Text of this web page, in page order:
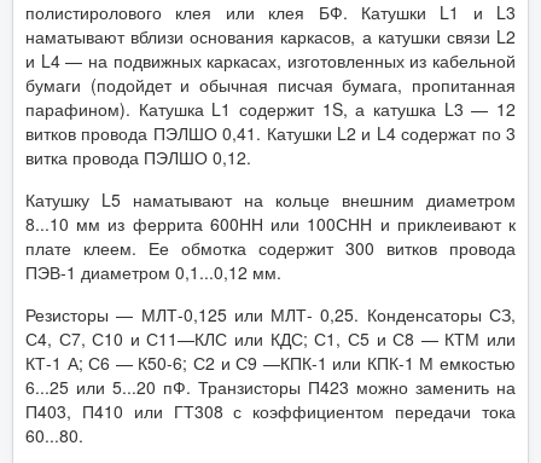
полистиролового клея или клея БФ. Катушки L1 и L3
наматывают вблизи основания каркасов, а катушки связи L2
и L4 — на подвижных каркасах, изготовленных из кабельной
бумаги (подойдет и обычная писчая бумага, пропитанная
парафином). Катушка L1 содержит 1S, а катушка L3 — 12
витков провода ПЭЛШО 0,41. Катушки L2 и L4 содержат по 3
витка провода ПЭЛШО 0,12.
Катушку L5 наматывают на кольце внешним диаметром
8...10 мм из феррита 600НН или 100СНН и приклеивают к
плате клеем. Ее обмотка содержит 300 витков провода
ПЭВ-1 диаметром 0,1...0,12 мм.
Резисторы — МЛТ-0,125 или МЛТ- 0,25. Конденсаторы СЗ,
С4, С7, С10 и С11—КЛС или КДС; С1, С5 и С8 — КТМ или
КТ-1 А; С6 — К50-6; С2 и С9 —КПК-1 или КПК-1 М емкостью
6...25 или 5...20 пФ. Транзисторы П423 можно заменить на
П403, П410 или ГТ308 с коэффициентом передачи тока
60...80.